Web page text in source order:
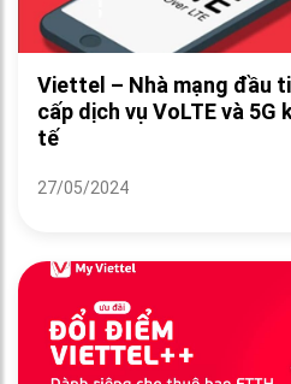
Viettel – Nhà mạng đầu
cấp dịch vụ VoLTE và
tế
27/05/2024